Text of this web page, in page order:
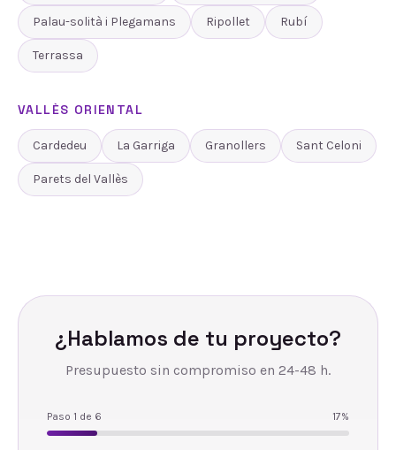
Palau-solità i Plegamans Ripollet Rubí
Terrassa
VALLÈS ORIENTAL
Cardedeu La Garriga Granollers Sant Celoni
Parets del Vallès
¿Hablamos de tu proyecto?
Presupuesto sin compromiso en 24-48 h.
Paso 1 de 6 17%